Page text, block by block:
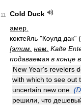
11
Cold Duck
амер.
коктейль "Коулд дак" (
[этим. нем. Kalte
подаваемая в конце
New Year's revelers
with which to see out
uncertain new one.
решили, что дешевый